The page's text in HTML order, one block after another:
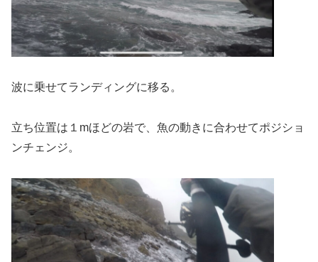
波に乗せてランディングに移る。
立ち位置は１mほどの岩で、魚の動きに合わせてポジショ
ンチェンジ。